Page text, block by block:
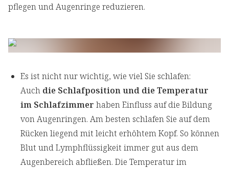
pflegen und Augenringe reduzieren.
Es ist nicht nur wichtig, wie viel Sie schlafen:
Auch die Schlafposition und die Temperatur
im Schlafzimmer haben Einfluss auf die Bildung
von Augenringen. Am besten schlafen Sie auf dem
Rücken liegend mit leicht erhöhtem Kopf. So können
Blut und Lymphflüssigkeit immer gut aus dem
Augenbereich abfließen. Die Temperatur im